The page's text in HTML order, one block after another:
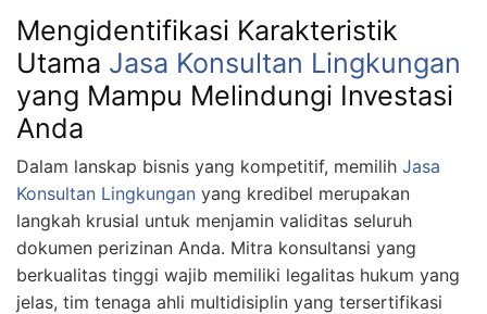
Mengidentifikasi Karakteristik
Utama Jasa Konsultan Lingkungan
yang Mampu Melindungi Investasi
Anda
Dalam lanskap bisnis yang kompetitif, memilih Jasa
Konsultan Lingkungan yang kredibel merupakan
langkah krusial untuk menjamin validitas seluruh
dokumen perizinan Anda. Mitra konsultansi yang
berkualitas tinggi wajib memiliki legalitas hukum yang
jelas, tim tenaga ahli multidisiplin yang tersertifikasi